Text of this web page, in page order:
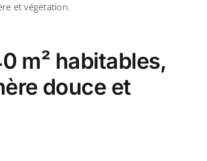
et végétation.
m² habitables,
douce et